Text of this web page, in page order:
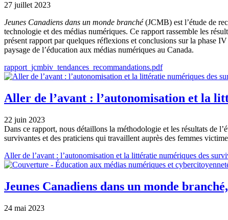
27 juillet 2023
Jeunes Canadiens dans un monde branché(JCMB) est l’étude de
technologie et des médias numériques. Ce rapport rassemble les
présent rapport par quelques réflexions et conclusions sur la phase
paysage de l’éducation aux médias numériques au Canada.
Document
rapport_jcmbiv_tendances_recommandations.pdf
Aller de l’avant : l’autonomisation et la
22 juin 2023
Dans ce rapport, nous détaillons la méthodologie et les résultats de
survivantes et des praticiens qui travaillent auprès des femmes
Document
Aller de l’avant : l’autonomisation et la littératie numériques des
Jeunes Canadiens dans un monde
24 mai 2023